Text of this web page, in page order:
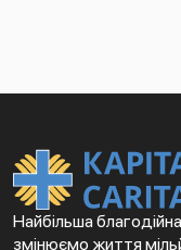
Найбільша
змінюємо життя